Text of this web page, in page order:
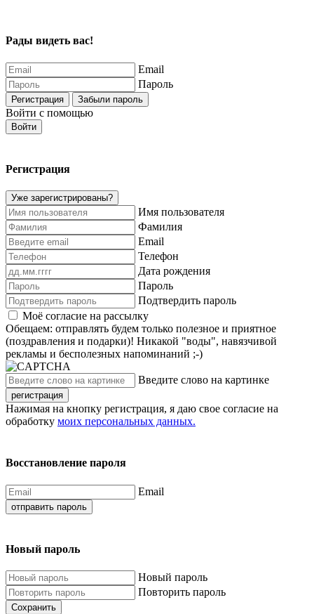
Рады видеть вас!
Email
Пароль
Регистрация Забыли пароль
Войти с помощью
Войти
Регистрация
Уже зарегистрированы?
Имя пользователя
Фамилия
Email
Телефон
Дата рождения
Пароль
Подтвердить пароль
Моё согласие на рассылку
Обещаем: отправлять будем только полезное и приятное
(поздравления и подарки)! Никакой "воды", навязчивой
рекламы и бесполезных напоминаний ;-)
Введите слово на картинке
регистрация
Нажимая на кнопку регистрация, я даю свое согласие на
обработку моих персональных данных.
Восстановление пароля
Email
отправить пароль
Новый пароль
Новый пароль
Повторить пароль
Сохранить